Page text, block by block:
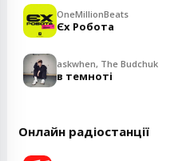
OneMillionBeats
Єх Робота
askwhen, The Budchuk
в темноті
Онлайн радіостанції